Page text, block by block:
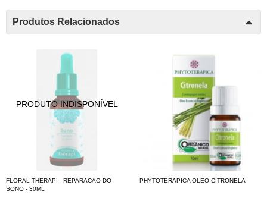
Produtos Relacionados
FLORAL THERAPI - REPARACAO DO
SONO - 30ML
PHYTOTERAPICA OLEO CITRONELA